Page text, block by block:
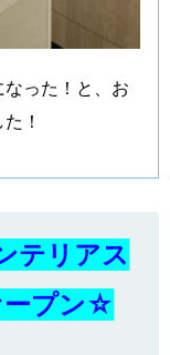
った！と、お
！
テリアス
プン☆